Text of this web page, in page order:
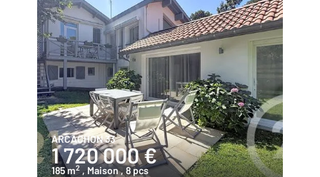
ARCACHON 33
1 720 000 €
185 m2 , Maison, 8 pcs